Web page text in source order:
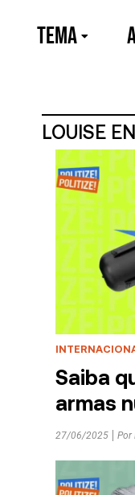
TEMA
LOUISE
Saiba
armas
27/06/2025 Por